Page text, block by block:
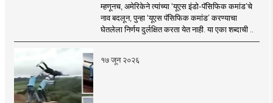
म्हणूनच, अमेरिकेने त्यांच्या ‘यूएस इंडो-पॅसिफिक कमांड’चे
नाव बदलून, पुन्हा ‘यूएस पॅसिफिक कमांड’ करण्याचा
घेतलेला निर्णय दुर्लक्षित करता येत नाही. या एका शब्दाची ..
१७ जून २०२६